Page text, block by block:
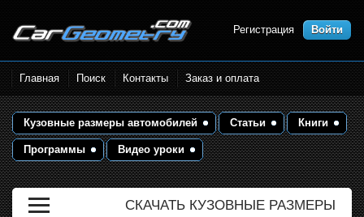
Размеры кузова автомобилей.
Контрольные точки и кузовные
размеры. Геометрия кузова
Регистрация Войти
Главная Поиск Контакты Заказ и оплата
Кузовные размеры автомобилей Статьи Книги
Программы Видео уроки
СКАЧАТЬ КУЗОВНЫЕ РАЗМЕРЫ